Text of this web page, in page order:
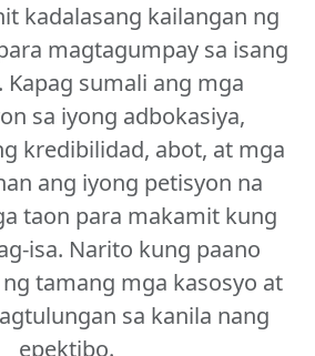
kadalasang kailangan ng
magtagumpay sa isang
Kapag sumali ang mga
sa iyong adbokasiya,
kredibilidad, abot, at mga
ang iyong petisyon na
taon para makamit kung
isa. Narito kung paano
tamang mga kasosyo at
sa kanila nang
epektibo.